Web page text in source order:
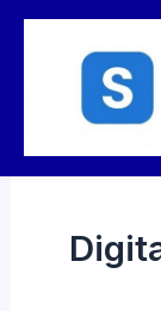
nội